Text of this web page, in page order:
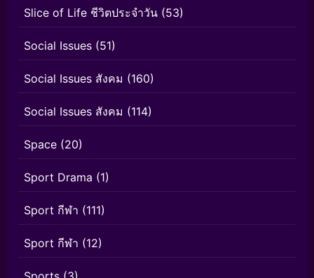
Slice of Life ชีวิตประจำวัน (53)
Social Issues (51)
Social Issues สังคม (160)
Social Issues สังคม (114)
Space (20)
Sport Drama (1)
Sport กีฬา (111)
Sport กีฬา (12)